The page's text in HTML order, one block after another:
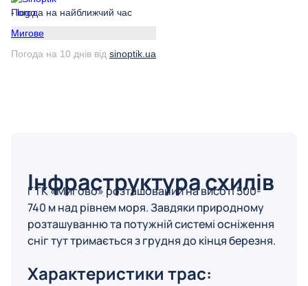
Погода на найближчий час
Мигове
Погода на 10 днів від sinoptik.ua
Інфраструктура схилів
ГТК «Мигово» розташований на висоті 500-
740 м над рівнем моря. Завдяки природному
розташуванню та потужній системі осніження
сніг тут тримається з грудня до кінця березня.
Характеристики трас: